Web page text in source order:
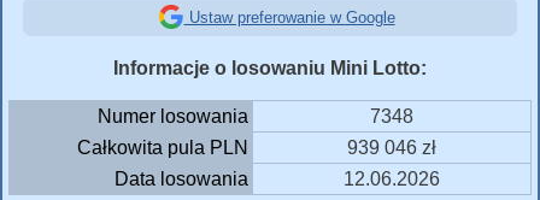
Ustaw preferowanie w Google
Informacje o losowaniu Mini Lotto:
Numer losowania
7348
Całkowita pula PLN
939 046 zł
Data losowania
12.06.2026